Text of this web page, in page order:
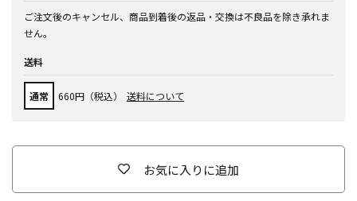
ご注文後のキャンセル、商品到着後の返品・交換は不良品を除き承れま
せん。
送料
通常 660円（税込） 送料について
お気に入りに追加